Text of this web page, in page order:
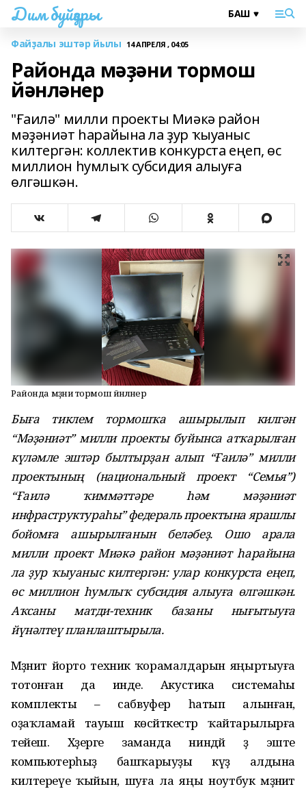
Дим буйҙары
Файҙалы эштәр йылы 14 АПРЕЛЯ , 04:05
Районда мәҙәни тормош
йәнләнер
"Ғаилә" милли проекты Миәкә район
мәҙәниәт һарайына ла ҙур ҡыуаныс
килтергән: коллектив конкурста еңеп, өс
миллион һумлыҡ субсидия алыуға
өлгәшкән.
Районда мәҙәни тормош йәнләнер
Быға тиклем тормошҡа ашырылып килгән
“Мәҙәниәт” милли проекты буйынса атҡарылған
күләмле эштәр былтырҙан алып “Ғаилә” милли
проектының (национальный проект “Семья”)
“Ғаилә ҡиммәттәре һәм мәҙәниәт
инфраструктураһы” федераль проектына ярашлы
бойомға ашырылғанын беләбеҙ. Ошо арала
милли проект Миәкә район мәҙәниәт һарайына
ла ҙур ҡыуаныс килтергән: улар конкурста еңеп,
өс миллион һумлыҡ субсидия алыуға өлгәшкән.
Аҡсаны матди-техник базаны нығытыуға
йүнәлтеү планлаштырыла.
Мәҙәниәт йорто техник ҡорамалдарын яңыртыуға
тотонған да инде. Акустика системаһы
комплекты – сабвуфер һатып алынған,
оҙаҡламай тауыш көсәйткестәр ҡайтарылырға
тейеш. Хәҙерге заманда ниндәй ҙә эште
компьютерһыҙ башҡарыуҙы күҙ алдына
килтереүе ҡыйын, шуға ла яңы ноутбук мәҙәниәт